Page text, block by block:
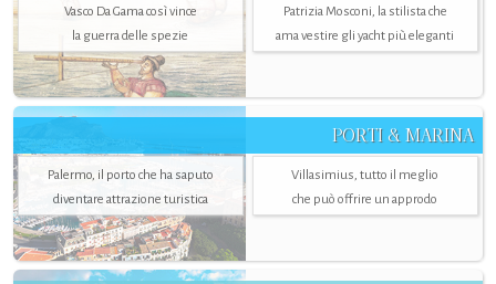
Vasco Da Gama così vince
la guerra delle spezie
Patrizia Mosconi, la stilista che
ama vestire gli yacht più eleganti
PORTI & MARINA
Palermo, il porto che ha saputo
diventare attrazione turistica
Villasimius, tutto il meglio
che può offrire un approdo